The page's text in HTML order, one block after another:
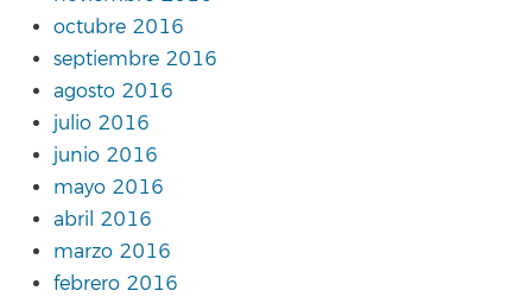
octubre 2016
septiembre 2016
agosto 2016
julio 2016
junio 2016
mayo 2016
abril 2016
marzo 2016
febrero 2016